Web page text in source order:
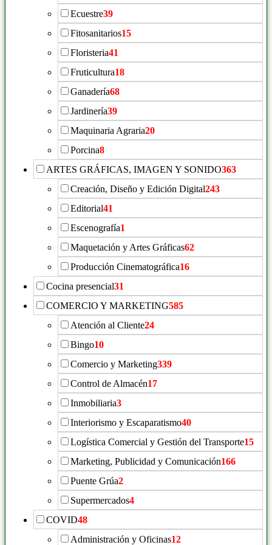
Ecuestre39
Fitosanitarios15
Floristeria41
Fruticultura18
Ganadería68
Jardinería39
Maquinaria Agraria20
Porcina8
ARTES GRÁFICAS, IMAGEN Y SONIDO363
Creación, Diseño y Edición Digital243
Editorial41
Escenografía1
Maquetación y Artes Gráficas62
Producción Cinematográfica16
Cocina presencial31
COMERCIO Y MARKETING585
Atención al Cliente24
Bingo10
Comercio y Marketing339
Control de Almacén17
Inmobiliaria3
Interiorismo y Escaparatismo40
Logística Comercial y Gestión del Transporte15
Marketing, Publicidad y Comunicación166
Puente Grúa2
Supermercados4
COVID48
Administración y Oficinas12